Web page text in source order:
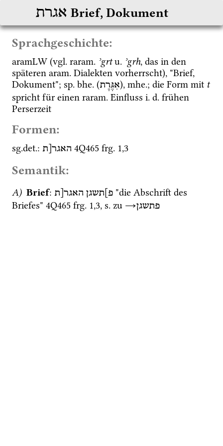
אגרת Brief, Dokument
Sprachgeschichte:
aramLW (vgl. raram. ʾgrt u. ʾgrh, das in den
späteren aram. Dialekten vorherrscht), "Brief,
Dokument"; sp. bhe. (אִגֶּרֶת), mhe.; die Form mit t
spricht für einen raram. Einfluss i. d. frühen
Perserzeit
Formen:
sg.det.: האגר[ת 4Q465 frg. 1,3
Semantik:
A) Brief: פ]תשגן האגר[ת
"die Abschrift des
Briefes" 4Q465 frg. 1,3, s. zu →פתשגן